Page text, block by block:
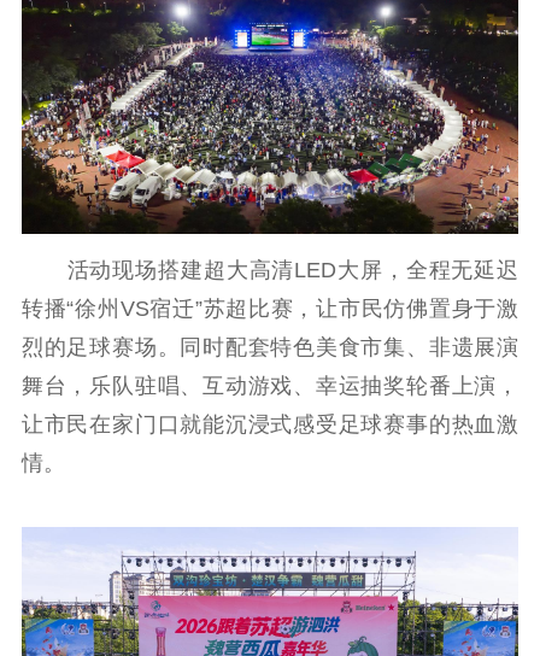
理论学习 宣传宣讲 研究阐释
哲学社科
社科强省 工作通知
成果集萃
江苏文脉
资料下载
新闻宣传
主题宣传 对外宣传
新闻发布
记者之家
品牌栏目
文化文艺
紫金文化艺术节
品牌活动 紫艺舞台
精神文明
文明创建 文明实践
文明培育
活动现场搭建超大高清LED大屏，全程无延迟
转播“徐州VS宿迁”苏超比赛，让市民仿佛置身于激
烈的足球赛场。同时配套特色美食市集、非遗展演
舞台，乐队驻唱、互动游戏、幸运抽奖轮番上演，
让市民在家门口就能沉浸式感受足球赛事的热血激
情。